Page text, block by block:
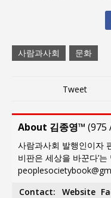
사람과사회 문화
Tweet
About 김종영™ (975
사람과사회 발행인이자
비판은 세상을 바꾼다’
Contact:
Website